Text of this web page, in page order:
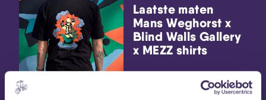
Laatste maten
Mans Weghorst x
Blind Walls Gallery
x MEZZ shirts